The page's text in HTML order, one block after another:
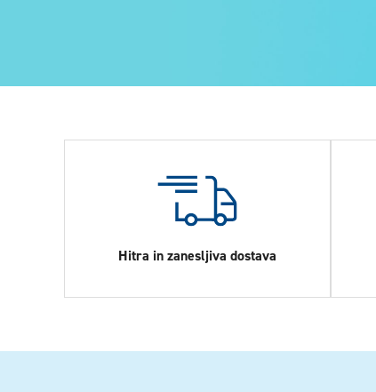
Hitra in zanesljiva dostava